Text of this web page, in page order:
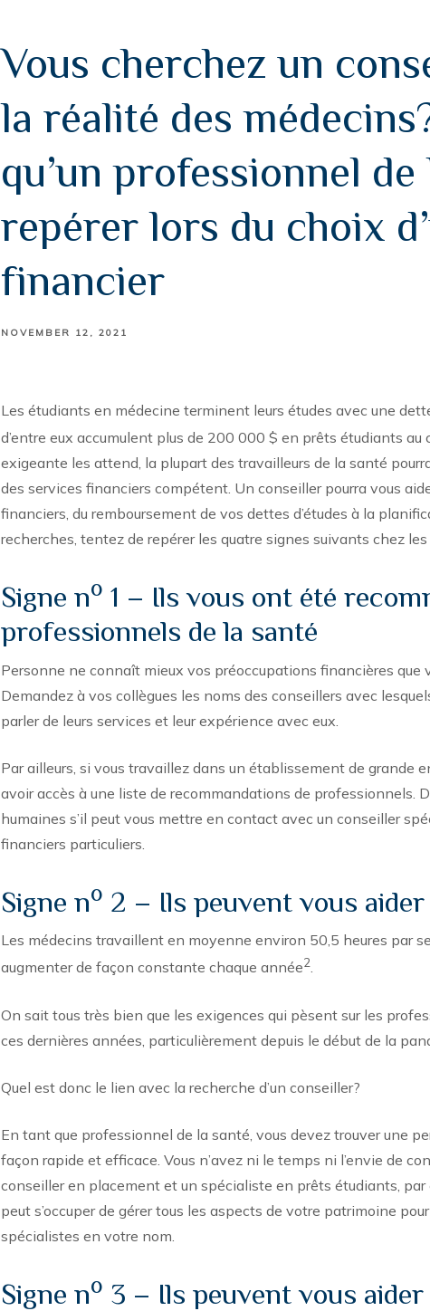
Vous cherchez un
la réalité des
qu’un professionnel
repérer lors du choix
financier
NOVEMBER 12, 2021
Les étudiants en médecine terminent leurs études avec une
d’entre eux accumulent plus de 200 000 $ en prêts étudiants au
exigeante les attend, la plupart des travailleurs de la santé
des services financiers compétent. Un conseiller pourra vous
financiers, du remboursement de vos dettes d’études à la
recherches, tentez de repérer les quatre signes suivants chez
Signe no 1 – Ils vous ont été
professionnels de la santé
Personne ne connaît mieux vos préoccupations financières que
Demandez à vos collègues les noms des conseillers avec
parler de leurs services et leur expérience avec eux.
Par ailleurs, si vous travaillez dans un établissement de grande
avoir accès à une liste de recommandations de professionnels.
humaines s’il peut vous mettre en contact avec un conseiller
financiers particuliers.
Signe no 2 – Ils peuvent vous
Les médecins travaillent en moyenne environ 50,5 heures par
augmenter de façon constante chaque année2.
On sait tous très bien que les exigences qui pèsent sur les
ces dernières années, particulièrement depuis le début de la
Quel est donc le lien avec la recherche d’un conseiller?
En tant que professionnel de la santé, vous devez trouver une
façon rapide et efficace. Vous n’avez ni le temps ni l’envie de
conseiller en placement et un spécialiste en prêts étudiants, par
peut s’occuper de gérer tous les aspects de votre patrimoine
spécialistes en votre nom.
Signe no 3 – Ils peuvent vous